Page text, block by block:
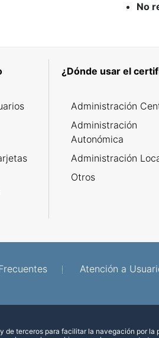
No
¿Dónde usar el
Administración
Administración
Autonómica
Administración
Otros
Atención a
de terceros para facilitar la navegación por